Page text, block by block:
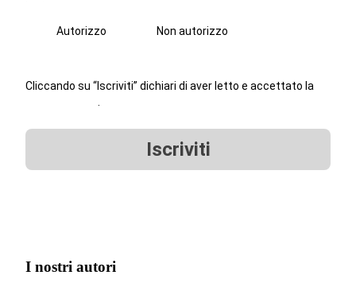
Autorizzo Non autorizzo
Cliccando su “Iscriviti” dichiari di aver letto e accettato la
Iscriviti
I nostri autori